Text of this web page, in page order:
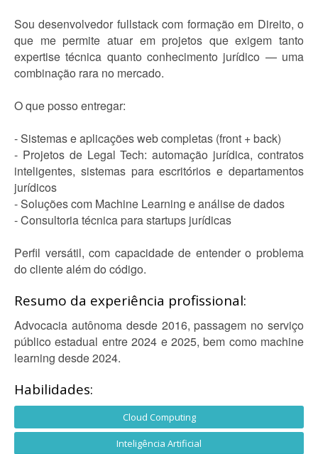
Sou desenvolvedor fullstack com formação em Direito, o
que me permite atuar em projetos que exigem tanto
expertise técnica quanto conhecimento jurídico — uma
combinação rara no mercado.
O que posso entregar:
- Sistemas e aplicações web completas (front + back)
- Projetos de Legal Tech: automação jurídica, contratos
inteligentes, sistemas para escritórios e departamentos
jurídicos
- Soluções com Machine Learning e análise de dados
- Consultoria técnica para startups jurídicas
Perfil versátil, com capacidade de entender o problema
do cliente além do código.
Resumo da experiência profissional:
Advocacia autônoma desde 2016, passagem no serviço
público estadual entre 2024 e 2025, bem como machine
learning desde 2024.
Habilidades:
Cloud Computing
Inteligência Artificial